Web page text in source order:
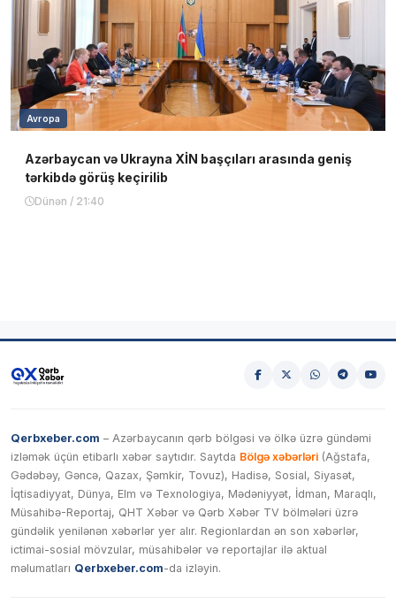
Avropa
Azərbaycan və Ukrayna XİN başçıları arasında geniş
tərkibdə görüş keçirilib
Dünən / 21:40
Qerbxeber.com – Azərbaycanın qərb bölgəsi və ölkə üzrə gündəmi
izləmək üçün etibarlı xəbər saytıdır. Saytda Bölgə xəbərləri (Ağstafa,
Gədəbəy, Gəncə, Qazax, Şəmkir, Tovuz), Hadisə, Sosial, Siyasət,
İqtisadiyyat, Dünya, Elm və Texnologiya, Mədəniyyət, İdman, Maraqlı,
Müsahibə-Reportaj, QHT Xəbər və Qərb Xəbər TV bölmələri üzrə
gündəlik yenilənən xəbərlər yer alır. Regionlardan ən son xəbərlər,
ictimai-sosial mövzular, müsahibələr və reportajlar ilə aktual
məlumatları Qerbxeber.com-da izləyin.